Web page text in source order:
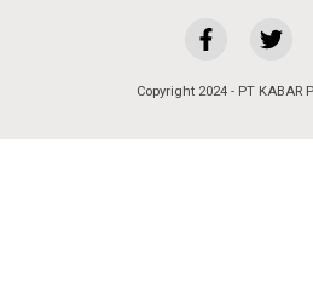
Copyright 2024 - PT KABAR